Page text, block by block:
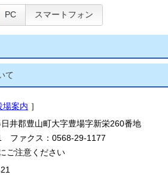
PC スマートフォン
て
場案内 ］
井郡豊山町大字豊場字新栄260番地
ファクス：0568-29-1177
ご注意ください